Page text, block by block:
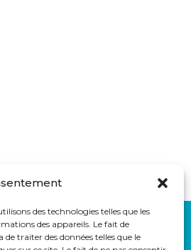
des technologies telles que les
des appareils. Le fait de
traiter des données telles que le